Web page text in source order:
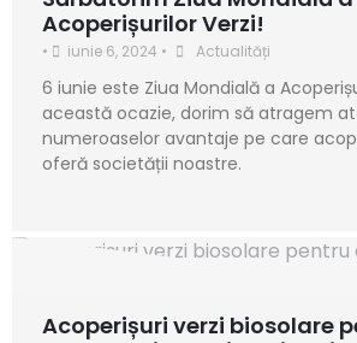
Acoperișurilor Verzi!
• iunie 6, 2024 • Actualități
6 iunie este Ziua Mondială a
această ocazie, dorim să atragem
numeroaselor avantaje pe care
oferă societății noastre.
Acoperișuri verzi biosolare